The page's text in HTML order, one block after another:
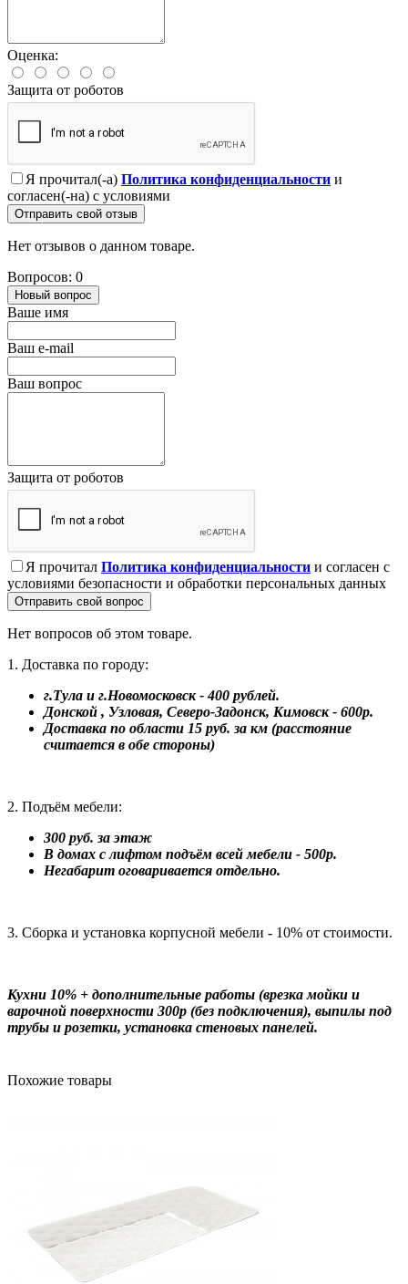
Оценка:
Защита от роботов
Я прочитал(-а) Политика конфиденциальности и
согласен(-на) с условиями
Отправить свой отзыв
Нет отзывов о данном товаре.
Вопросов: 0
Новый вопрос
Ваше имя
Ваш e-mail
Ваш вопрос
Защита от роботов
Я прочитал Политика конфиденциальности и согласен с
условиями безопасности и обработки персональных данных
Отправить свой вопрос
Нет вопросов об этом товаре.
1. Доставка по городу:
г.Тула и г.Новомосковск - 400 рублей.
Донской , Узловая, Северо-Задонск, Кимовск - 600р.
Доставка по области 15 руб. за км (расстояние
считается в обе стороны)
2. Подъём мебели:
300 руб. за этаж
В домах с лифтом подъём всей мебели - 500р.
Негабарит оговаривается отдельно.
3. Сборка и установка корпусной мебели - 10% от стоимости.
Кухни 10% + дополнительные работы (врезка мойки и
варочной поверхности 300р (без подключения), выпилы под
трубы и розетки, установка стеновых панелей.
Похожие товары